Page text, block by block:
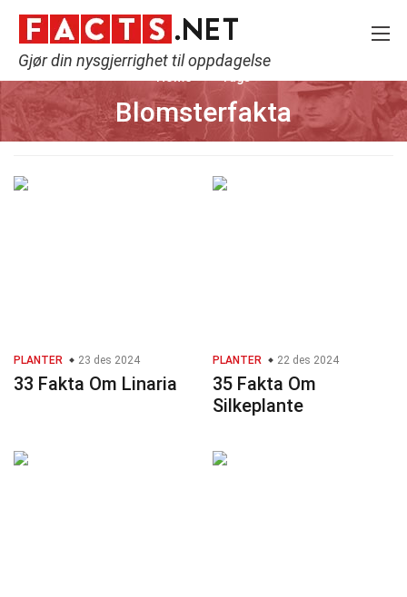
Gjør din nysgjerrighet til oppdagelse
Blomsterfakta
PLANTER 23 des 2024
33 Fakta Om Linaria
PLANTER 22 des 2024
35 Fakta Om
Silkeplante